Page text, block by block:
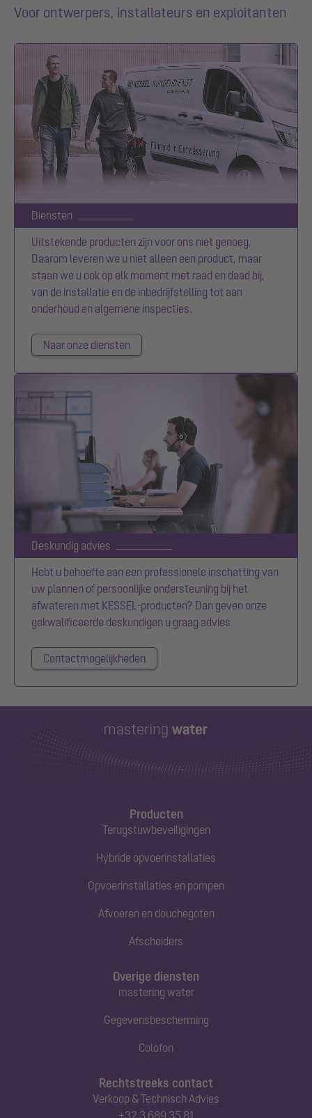
Voor ontwerpers, installateurs en exploitanten
Diensten
Uitstekende producten zijn voor ons niet genoeg.
Daarom leveren we u niet alleen een product, maar
staan we u ook op elk moment met raad en daad bij,
van de installatie en de inbedrijfstelling tot aan
onderhoud en algemene inspecties.
Naar onze diensten
Deskundig advies
Hebt u behoefte aan een professionele inschatting van
uw plannen of persoonlijke ondersteuning bij het
afwateren met KESSEL-producten? Dan geven onze
gekwalificeerde deskundigen u graag advies.
Contactmogelijkheden
Producten
Terugstuwbeveiligingen
Hybride opvoerinstallaties
Opvoerinstallaties en pompen
Afvoeren en douchegoten
Afscheiders
Rechtstreeks contact
Verkoop & Technisch Advies
+32 3 689 35 81
Overige diensten
mastering water
Gegevensbescherming
Colofon